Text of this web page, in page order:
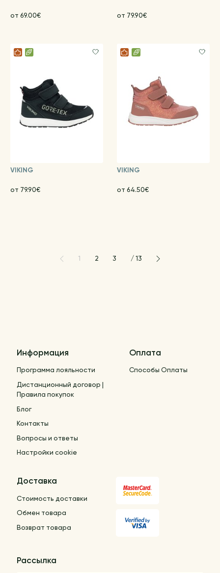
от 69.00€ от 79.90€
VIKING
от 79.90€
VIKING
от 64.50€
1 2 3 /13
Информация
Программа лояльности
Дистанционный договор |
Правила покупок
Блог
Контакты
Вопросы и ответы
Настройки cookie
Оплата
Способы Оплаты
Доставка
Стоимость доставки
Обмен товара
Возврат товара
Рассылка